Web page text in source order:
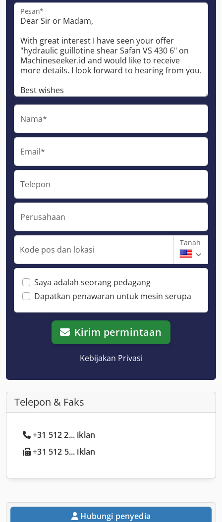
Pesan*
Nama*
Email*
Telepon
Perusahaan
Kode pos dan lokasi
Tanah
Saya adalah seorang pedagang
Dapatkan penawaran untuk mesin serupa
Kirim permintaan
Kebijakan Privasi
Telepon & Faks
+31 512 2... iklan
+31 512 5... iklan
Hubungi penyedia